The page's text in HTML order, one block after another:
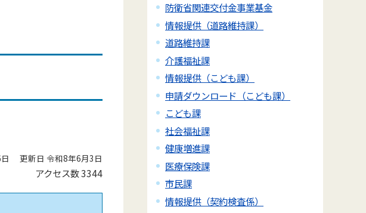
更新日 令和8年6月3日
アクセス数3344
防衛省関連交付金事業基金
情報提供（道路維持課）
道路維持課
介護福祉課
情報提供（こども課）
申請ダウンロード（こども課）
こども課
社会福祉課
健康増進課
医療保険課
市民課
情報提供（契約検査係）